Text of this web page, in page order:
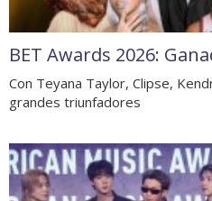
BET Awards 2026:
Con Teyana Taylor, Clipse,
grandes triunfadores